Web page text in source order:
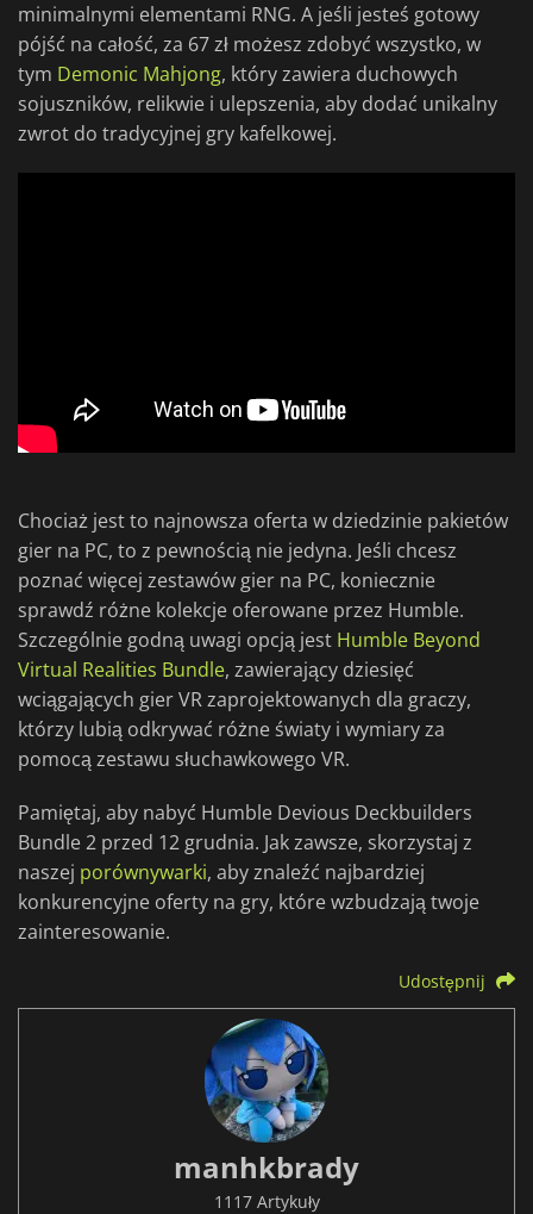
minimalnymi elementami RNG. A jeśli jesteś gotowy
pójść na całość, za 67 zł możesz zdobyć wszystko, w
tym Demonic Mahjong, który zawiera duchowych
sojuszników, relikwie i ulepszenia, aby dodać unikalny
zwrot do tradycyjnej gry kafelkowej.
Chociaż jest to najnowsza oferta w dziedzinie pakietów
gier na PC, to z pewnością nie jedyna. Jeśli chcesz
poznać więcej zestawów gier na PC, koniecznie
sprawdź różne kolekcje oferowane przez Humble.
Szczególnie godną uwagi opcją jest Humble Beyond
Virtual Realities Bundle, zawierający dziesięć
wciągających gier VR zaprojektowanych dla graczy,
którzy lubią odkrywać różne światy i wymiary za
pomocą zestawu słuchawkowego VR.
Pamiętaj, aby nabyć Humble Devious Deckbuilders
Bundle 2 przed 12 grudnia. Jak zawsze, skorzystaj z
naszej porównywarki, aby znaleźć najbardziej
konkurencyjne oferty na gry, które wzbudzają twoje
zainteresowanie.
Udostępnij
manhkbrady
1117 Artykuły